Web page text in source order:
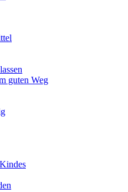
guten Weg